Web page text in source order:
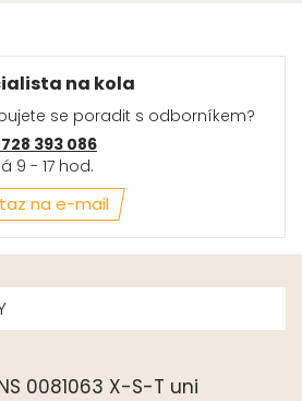
na kola
se poradit s odborníkem?
393 086
9 - 17 hod.
na e-mail
0081063 X-S-T uni